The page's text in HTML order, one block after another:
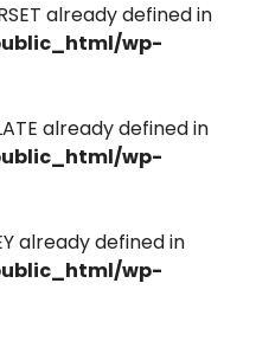
already defined in
wp-
already defined in
wp-
already defined in
wp-